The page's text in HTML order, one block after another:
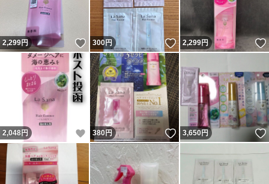
2,299円 いいね！
300円 いいね！
2,299円
2,048円 いいね！
380円 いいね！
3,650円